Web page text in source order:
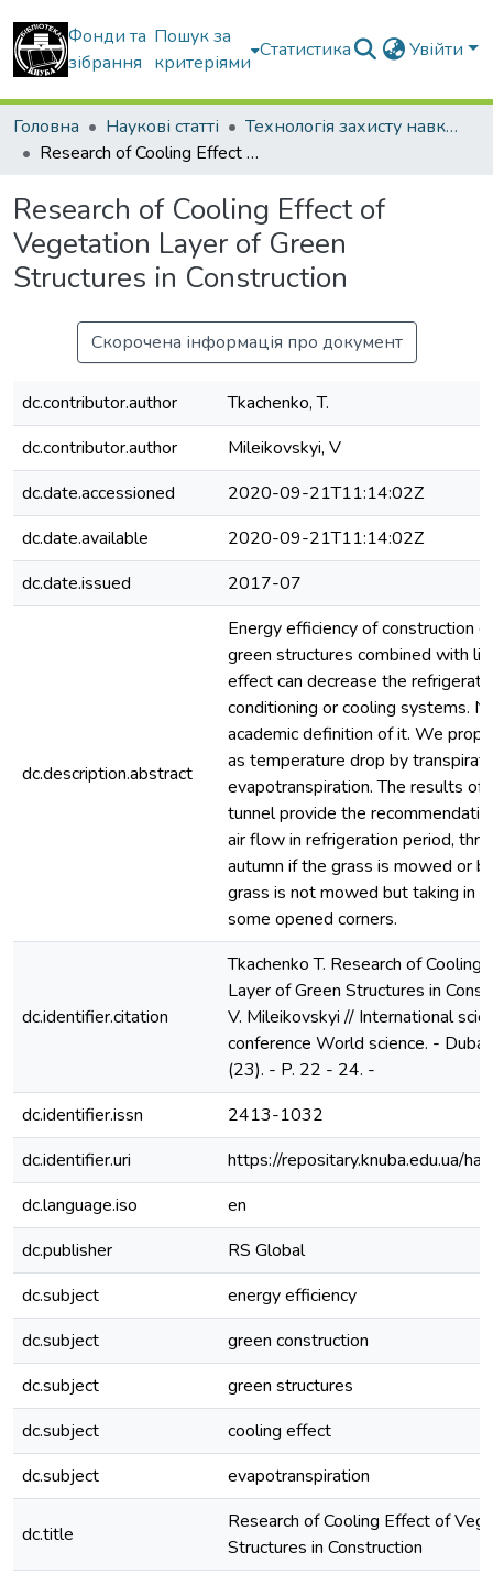
Фонди та
зібрання
Пошук за
критеріями
Статистика Увійти
Головна Наукові статті
Технологія захисту навколишнього середовища
Research of Cooling Effect of Vegetation Layer of Green Structures in Construction
Research of Cooling Effect of
Vegetation Layer of Green
Structures in Construction
Скорочена інформація про документ
dc.contributor.author
Tkachenko, T.
dc.contributor.author
Mileikovskyi, V
dc.date.accessioned
2020-09-21T11:14:02Z
dc.date.available
2020-09-21T11:14:02Z
dc.date.issued
2017-07
dc.description.abstract
Energy efficiency of construction
green structures combined with
effect can decrease the
conditioning or cooling systems.
academic definition of it. We
as temperature drop by
evapotranspiration. The results of
tunnel provide the
air flow in refrigeration period,
autumn if the grass is mowed or
grass is not mowed but taking in
some opened corners.
dc.identifier.citation
Tkachenko T. Research of
Layer of Green Structures in
V. Mileikovskyi // International
conference World science. -
(23). - P. 22 - 24. -
dc.identifier.issn
2413-1032
dc.identifier.uri
https://repositary.knuba.edu.ua/
dc.language.iso
en
dc.publisher
RS Global
dc.subject
energy efficiency
dc.subject
green construction
dc.subject
green structures
dc.subject
cooling effect
dc.subject
evapotranspiration
dc.title
Research of Cooling Effect of
Structures in Construction